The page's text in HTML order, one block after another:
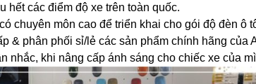
hết các điểm độ xe trên toàn quốc.
chuyên môn cao để triển khai cho gói độ đèn ô
& phân phối sỉ/lẻ các sản phẩm chính hãng của
nhắc, khi nâng cấp ánh sáng cho chiếc xe của